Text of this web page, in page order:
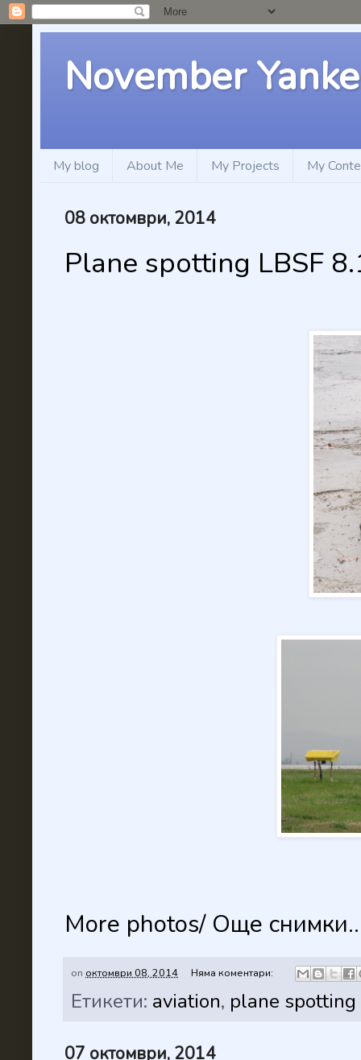
November
My blog About Me My Projects My
08 октомври, 2014
Plane spotting LBSF
More photos/ Още
on октомври 08, 2014 Няма коментари:
Етикети: aviation, plane spotting
07 октомври, 2014